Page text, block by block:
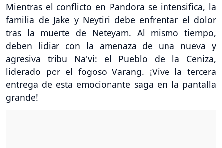
Mientras el conflicto en Pandora se intensifica, la
familia de Jake y Neytiri debe enfrentar el dolor
tras la muerte de Neteyam. Al mismo tiempo,
deben lidiar con la amenaza de una nueva y
agresiva tribu Na'vi: el Pueblo de la Ceniza,
liderado por el fogoso Varang. ¡Vive la tercera
entrega de esta emocionante saga en la pantalla
grande!